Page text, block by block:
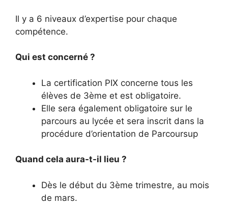
Il y a 6 niveaux d’expertise pour chaque
compétence.
Qui est concerné ?
La certification PIX concerne tous les
élèves de 3ème et est obligatoire.
Elle sera également obligatoire sur le
parcours au lycée et sera inscrit dans la
procédure d’orientation de Parcoursup
Quand cela aura-t-il lieu ?
Dès le début du 3ème trimestre, au mois
de mars.